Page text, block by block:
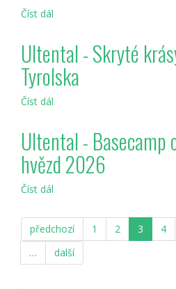
Číst dál
Ultental - Skryté
Tyrolska
Číst dál
krásy
Jižního
Tyrolska
Ultental - Basecamp
hvězd 2026
Číst dál
Basecamp
olympijských
hvězd
2026
předchozí 1 2 3 4
…
další